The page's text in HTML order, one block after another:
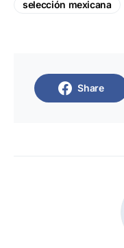
selección mexicana
Share